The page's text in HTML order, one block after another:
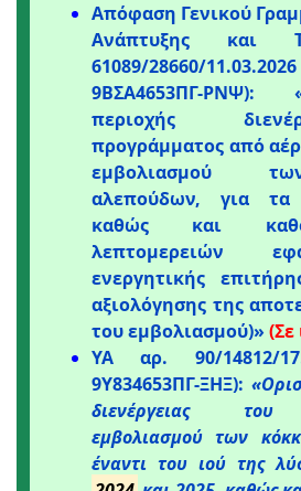
Απόφαση Γενικού
Ανάπτυξης και
61089/28660/
9ΒΣΑ4653ΠΓ-ΡΝΨ):
περιοχής
προγράμματος από
εμβολιασμού
αλεπούδων, για τα
καθώς και
λεπτομερειών
ενεργητικής
αξιολόγησης της
του εμβολιασμού)» (Σε
ΥΑ αρ. 90/14812/
9Υ834653ΠΓ-ΞΗΞ):
διενέργειας του
εμβολιασμού των
έναντι του ιού της